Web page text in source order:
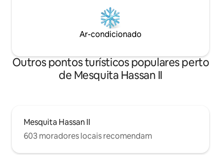
Ar-condicionado
Outros pontos turísticos populares perto
de Mesquita Hassan II
Mesquita Hassan II
603 moradores locais recomendam